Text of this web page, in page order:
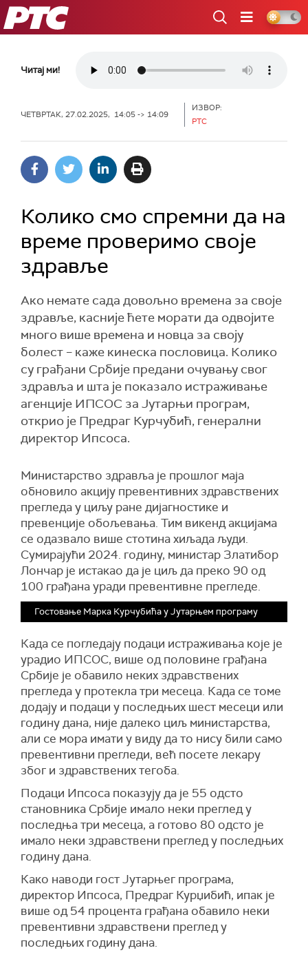
РТС
Читај ми!
ЧЕТВРТАК, 27.02.2025, 14:05 -> 14:09
ИЗВОР:
РТС
Колико смо спремни да на
време проверимо своје
здравље
Ако немате сада довољно времена за своје
здравље, касније ћете морати да одвојите
много више времена и новца за своју
болест – каже кинеска пословица. Колико
су грађани Србије предани очувању свог
здравља и шта је показало истраживање
агенције ИПСОС за Јутарњи програм,
открио је Предраг Курчубић, генерални
директор Ипсоса.
Министарство здравља је прошлог маја
обновило акцију превентивних здравствених
прегледа у циљу ране дијагностике и
превенције обољевања. Тим викенд акцијама
се одазвало више стотина хиљада људи.
Сумирајући 2024. годину, министар Златибор
Лончар је истакао да је циљ да преко 90 од
100 грађана уради превентивне прегледе.
Гостовање Марка Курчубића у Јутарњем програму
Када се погледају подаци истраживања које је
урадио ИПСОС, више од половине грађана
Србије је обавило неких здравствених
прегледа у протекла три месеца. Када се томе
додају и подаци у последњих шест месеци или
годину дана, није далеко циљ министарства,
али се мора имати у виду да то нису били само
превентивни прегледи, већ посете лекару
због и здравствених тегоба.
Подаци Ипсоса показују да је 55 одсто
становника Србије имало неки преглед у
последња три месеца, а готово 80 одсто је
имало неки здравствени преглед у последњих
годину дана.
Како наводи гост Јутарњег програма,
директор Ипсоса, Предраг Курџибић, ипак је
више од 54 процента грађана обавило неки
превентивни здравствени преглед у
последњих годину дана.